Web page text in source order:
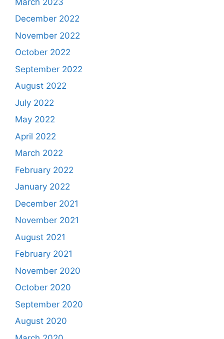
December 2022
November 2022
October 2022
September 2022
August 2022
July 2022
May 2022
April 2022
March 2022
February 2022
January 2022
December 2021
November 2021
August 2021
February 2021
November 2020
October 2020
September 2020
August 2020